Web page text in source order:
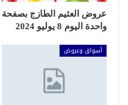
عروض العثيم الطازج بصفحة
واحدة اليوم 8 يوليو 2024
أسواق وعروض